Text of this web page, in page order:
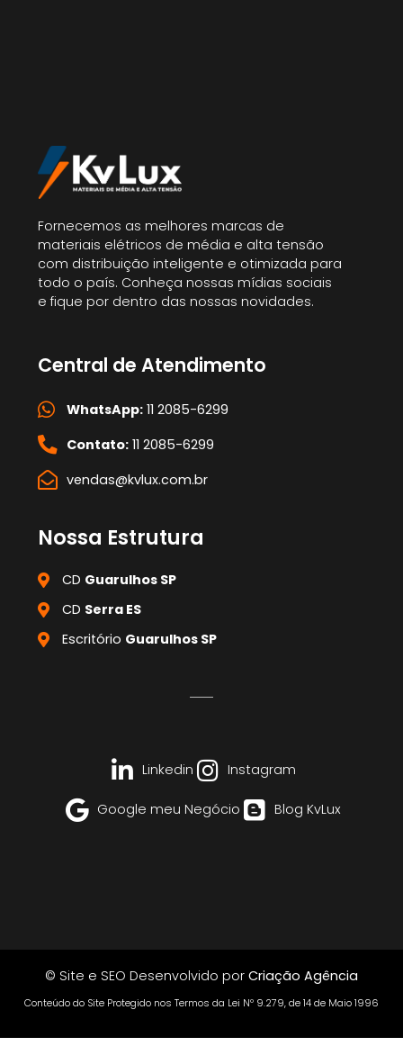
Fornecemos as melhores marcas de
materiais elétricos de média e alta tensão
com distribuição inteligente e otimizada para
todo o país. Conheça nossas mídias sociais
e fique por dentro das nossas novidades.
Central de Atendimento
WhatsApp:11 2085-6299
Contato:11 2085-6299
vendas@kvlux.com.br
Nossa Estrutura
CD Guarulhos SP
CD Serra ES
Escritório Guarulhos SP
Linkedin Instagram
Google meu Negócio Blog KvLux
© Site e SEO Desenvolvido por Criação Agência
Conteúdo do Site Protegido nos Termos da Lei Nº 9.279, de 14 de Maio 1996